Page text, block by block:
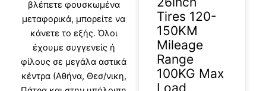
βλέπετε φουσκωμένα
μεταφορικά, μπορείτε να
κάνετε το εξής. Όλοι
έχουμε συγγενείς ή
φίλους σε μεγάλα αστικά
κέντρα (Αθήνα, Θεσ/νικη,
Tires 120-
150KM
Mileage
Range
100KG Max
Load